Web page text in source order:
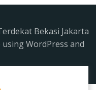
Bekasi Jakarta
WordPress and